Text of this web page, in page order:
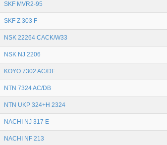
SKF MVR2-95
SKF Z 303 F
NSK 22264 CACK/W33
NSK NJ 2206
KOYO 7302 AC/DF
NTN 7324 AC/DB
NTN UKP 324+H 2324
NACHI NJ 317 E
NACHI NF 213